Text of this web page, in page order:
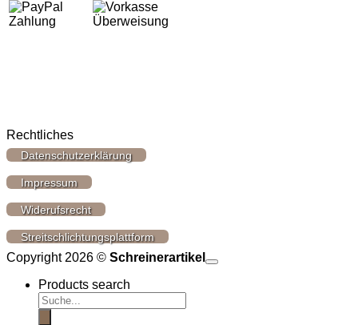
Rechtliches
Datenschutzerklärung
Impressum
Widerufsrecht
Streitschlichtungsplattform
Copyright 2026 © Schreinerartikel
Products search